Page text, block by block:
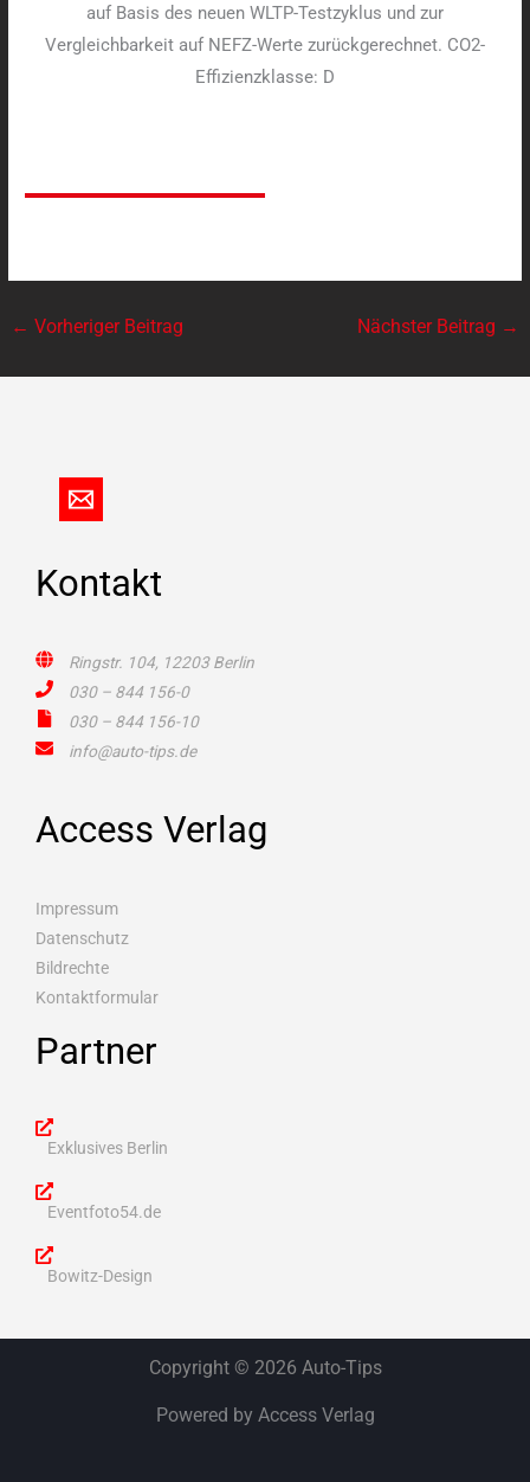
auf Basis des neuen WLTP-Testzyklus und zur
Vergleichbarkeit auf NEFZ-Werte zurückgerechnet. CO2-
Effizienzklasse: D
← Vorheriger Beitrag Nächster Beitrag →
Kontakt
Ringstr. 104, 12203 Berlin
030 – 844 156-0
030 – 844 156-10
info@auto-tips.de
Access Verlag
Impressum
Datenschutz
Bildrechte
Kontaktformular
Partner
Exklusives Berlin
Eventfoto54.de
Bowitz-Design
Copyright © 2026 Auto-Tips
Powered by Access Verlag